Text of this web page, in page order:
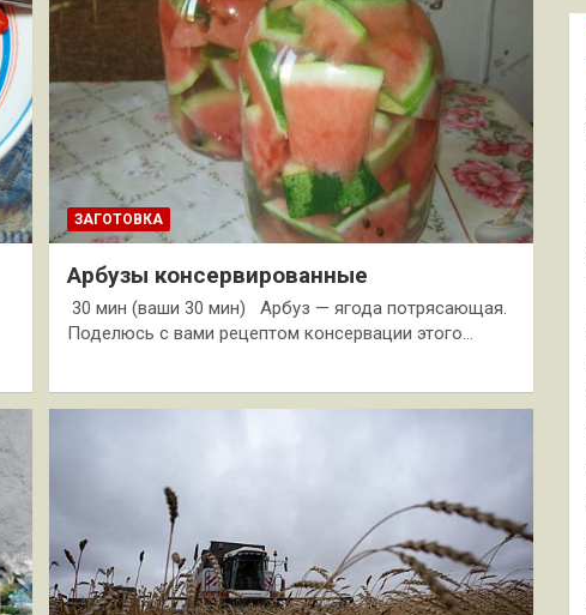
ЗАГОТОВКА
Арбузы консервированные
30 мин (ваши 30 мин) Арбуз — ягода потрясающая.
Поделюсь с вами рецептом консервации этого…